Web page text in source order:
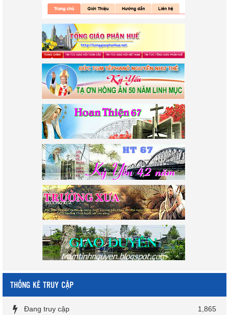
THỐNG KÊ TRUY CẬP
Đang truy cập
1,865